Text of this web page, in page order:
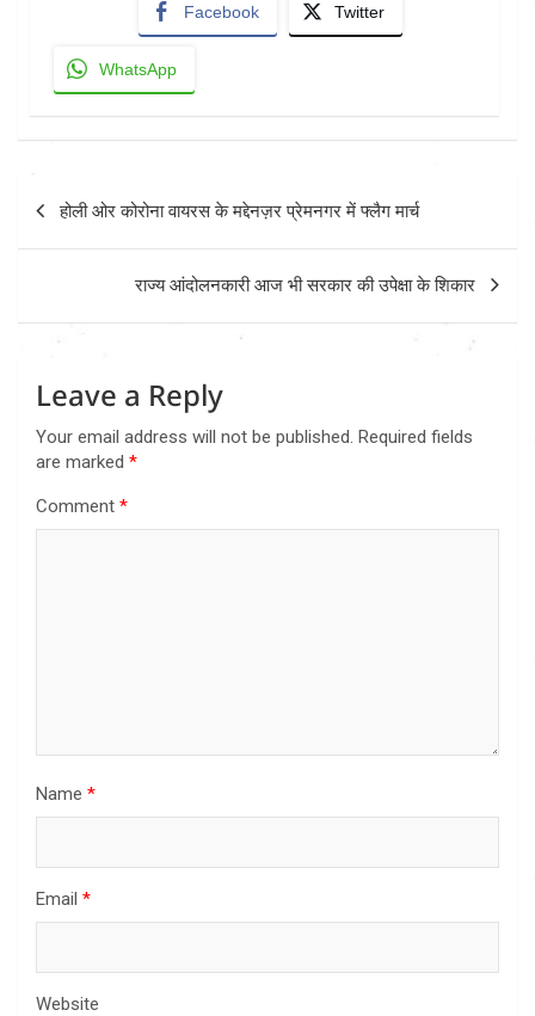
Facebook Twitter
WhatsApp
Post
navigation
होली ओर कोरोना वायरस के मद्देनज़र प्रेमनगर में फ्लैग मार्च
राज्य आंदोलनकारी आज भी सरकार की उपेक्षा के शिकार
Leave a Reply
Your email address will not be published. Required fields
are marked *
Comment *
Name *
Email *
Website